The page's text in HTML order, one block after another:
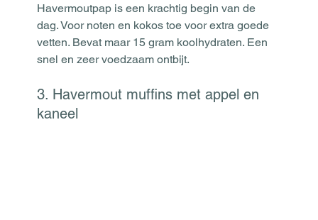
Havermoutpap is een krachtig begin van de
dag. Voor noten en kokos toe voor extra goede
vetten. Bevat maar 15 gram koolhydraten. Een
snel en zeer voedzaam ontbijt.
3. Havermout muffins met appel en
kaneel